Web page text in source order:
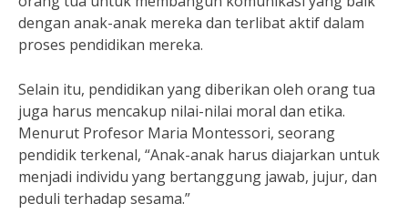
dengan anak-anak mereka dan terlibat aktif dalam
proses pendidikan mereka.
Selain itu, pendidikan yang diberikan oleh orang tua
juga harus mencakup nilai-nilai moral dan etika.
Menurut Profesor Maria Montessori, seorang
pendidik terkenal, “Anak-anak harus diajarkan untuk
menjadi individu yang bertanggung jawab, jujur, dan
peduli terhadap sesama.”